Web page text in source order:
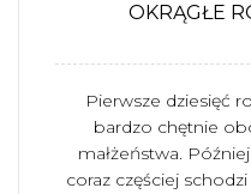
OKRĄGŁE
Pierwsze dziesięć
bardzo chętnie
małżeństwa.
coraz częściej